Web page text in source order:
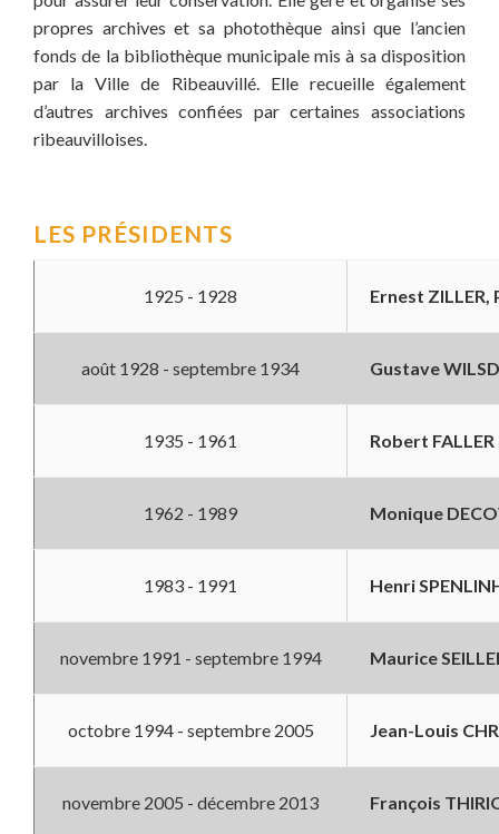
propres archives et sa photothèque ainsi que l’ancien
fonds de la bibliothèque municipale mis à sa disposition
par la Ville de Ribeauvillé. Elle recueille également
d’autres archives confiées par certaines associations
ribeauvilloises.
LES PRÉSIDENTS
1925 - 1928 Ernest
août 1928 - septembre 1934 Gustave
1935 - 1961 Robert FALLER
1962 - 1989 Monique
1983 - 1991 Henri
novembre 1991 - septembre 1994 Maurice
octobre 1994 - septembre 2005 Jean-Louis
novembre 2005 - décembre 2013 François